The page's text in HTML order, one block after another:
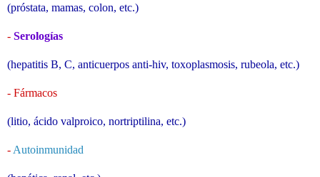
(próstata, mamas, colon, etc.)
- Serologías
(hepatitis B, C, anticuerpos anti-hiv, toxoplasmosis, rubeola, etc.)
- Fármacos
(litio, ácido valproico, nortriptilina, etc.)
- Autoinmunidad